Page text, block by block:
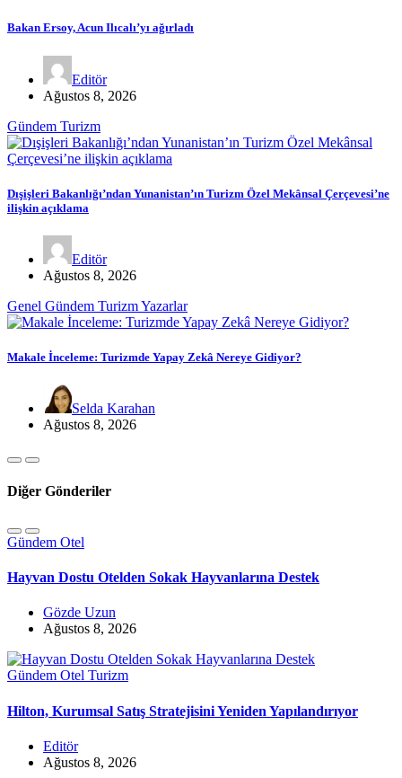
Bakan Ersoy, Acun Ilıcalı’yı ağırladı
Editör
Ağustos 8, 2026
Gündem Turizm
Dışişleri Bakanlığı’ndan Yunanistan’ın Turizm Özel Mekânsal Çerçevesi’ne
ilişkin açıklama
Editör
Ağustos 8, 2026
Genel Gündem TurizmYazarlar
Makale İnceleme: Turizmde Yapay Zekâ Nereye Gidiyor?
Selda Karahan
Ağustos 8, 2026
Diğer Gönderiler
Gündem Otel
Hayvan Dostu Otelden Sokak Hayvanlarına Destek
Gözde Uzun
Ağustos 8, 2026
Gündem Otel Turizm
Hilton, Kurumsal Satış Stratejisini Yeniden Yapılandırıyor
Editör
Ağustos 8, 2026